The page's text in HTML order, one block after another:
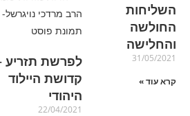
השליחות
החולשה
והחלישה
31/05/2021
קרא עוד »
לפרשת תזריע
קדושת היילוד
היהודי
22/04/2021